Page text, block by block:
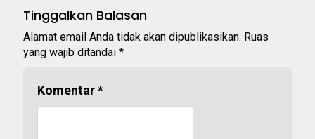
Tinggalkan Balasan
Alamat email Anda tidak akan dipublikasikan. Ruas
yang wajib ditandai *
Komentar*